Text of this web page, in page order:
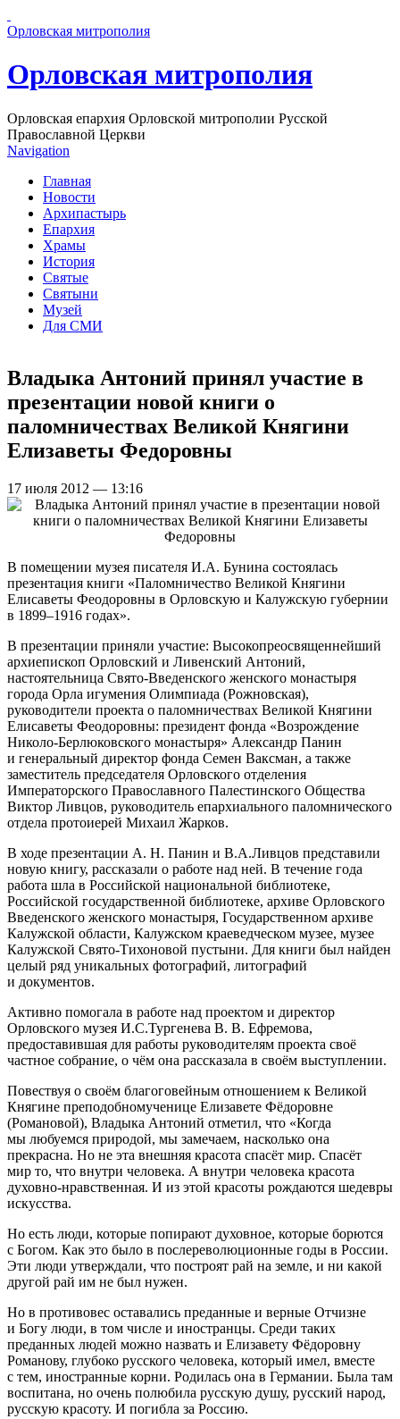
Орловская митрополия
Орловская митрополия
Орловская епархия Орловской митрополии Русской
Православной Церкви
Navigation
Главная
Новости
Архипастырь
Епархия
Храмы
История
Святые
Святыни
Музей
Для СМИ
Владыка Антоний принял участие в
презентации новой книги о
паломничествах Великой Княгини
Елизаветы Федоровны
17 июля 2012 — 13:16
В помещении музея писателя И.А. Бунина состоялась
презентация книги «Паломничество Великой Княгини
Елисаветы Феодоровны в Орловскую и Калужскую губернии
в 1899–1916 годах».
В презентации приняли участие: Высокопреосвященнейший
архиепископ Орловский и Ливенский Антоний,
настоятельница Свято-Введенского женского монастыря
города Орла игумения Олимпиада (Рожновская),
руководители проекта о паломничествах Великой Княгини
Елисаветы Феодоровны: президент фонда «Возрождение
Николо-Берлюковского монастыря» Александр Панин
и генеральный директор фонда Семен Ваксман, а также
заместитель председателя Орловского отделения
Императорского Православного Палестинского Общества
Виктор Ливцов, руководитель епархиального паломнического
отдела протоиерей Михаил Жарков.
В ходе презентации А. Н. Панин и В.А.Ливцов представили
новую книгу, рассказали о работе над ней. В течение года
работа шла в Российской национальной библиотеке,
Российской государственной библиотеке, архиве Орловского
Введенского женского монастыря, Государственном архиве
Калужской области, Калужском краеведческом музее, музее
Калужской Свято-Тихоновой пустыни. Для книги был найден
целый ряд уникальных фотографий, литографий
и документов.
Активно помогала в работе над проектом и директор
Орловского музея И.С.Тургенева В. В. Ефремова,
предоставившая для работы руководителям проекта своё
частное собрание, о чём она рассказала в своём выступлении.
Повествуя о своём благоговейным отношением к Великой
Княгине преподобномученице Елизавете Фёдоровне
(Романовой), Владыка Антоний отметил, что «Когда
мы любуемся природой, мы замечаем, насколько она
прекрасна. Но не эта внешняя красота спасёт мир. Спасёт
мир то, что внутри человека. А внутри человека красота
духовно-нравственная. И из этой красоты рождаются шедевры
искусства.
Но есть люди, которые попирают духовное, которые борются
с Богом. Как это было в послереволюционные годы в России.
Эти люди утверждали, что построят рай на земле, и ни какой
другой рай им не был нужен.
Но в противовес оставались преданные и верные Отчизне
и Богу люди, в том числе и иностранцы. Среди таких
преданных людей можно назвать и Елизавету Фёдоровну
Романову, глубоко русского человека, который имел, вместе
с тем, иностранные корни. Родилась она в Германии. Была там
воспитана, но очень полюбила русскую душу, русский народ,
русскую красоту. И погибла за Россию.